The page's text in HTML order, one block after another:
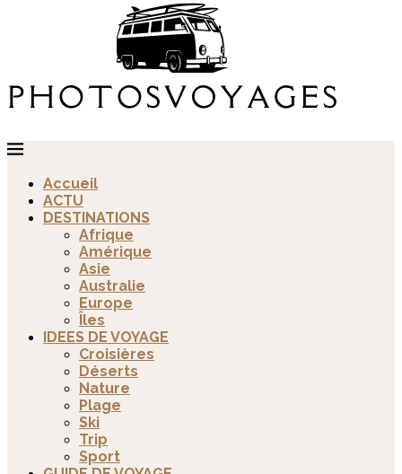
Accueil
ACTU
DESTINATIONS
Afrique
Amérique
Asie
Australie
Europe
Îles
IDEES DE VOYAGE
Croisières
Déserts
Nature
Plage
Ski
Trip
Sport